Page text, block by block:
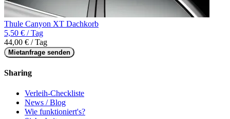
Thule Canyon XT Dachkorb
5,50 € / Tag
44,00 € / Tag
Mietanfrage senden
Sharing
Verleih-Checkliste
News / Blog
Wie funktioniert's?